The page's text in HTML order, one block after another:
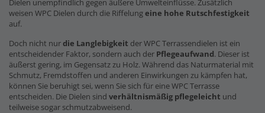
Dielen unempfindlich gegen äußere Umwelteinflüsse. Zusätzlich
weisen WPC Dielen durch die Riffelungeine hohe Rutschfestigkeit
auf.
Doch nicht nurdie Langlebigkeit der WPC Terrassendielen ist ein
entscheidender Faktor, sondern auch der Pflegeaufwand. Dieser ist
äußerst gering, im Gegensatz zu Holz. Während das Naturmaterial mit
Schmutz, Fremdstoffen und anderen Einwirkungen zu kämpfen hat,
können Sie beruhigt sei, wenn Sie sich für eine WPC Terrasse
entscheiden. Die Dielen sind verhältnismäßig pflegeleicht und
teilweise sogar schmutzabweisend.